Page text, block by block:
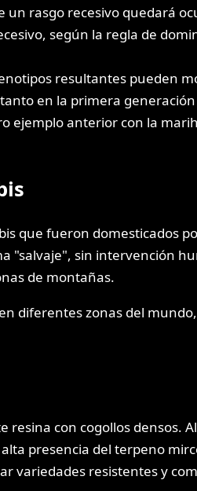
rasgo recesivo quedará
según la regla de
resultantes pueden
en la primera
ejemplo anterior con la
que fueron domesticados
sin intervención
de montañas.
diferentes zonas del
con cogollos densos.
presencia del terpeno
variedades resistentes y